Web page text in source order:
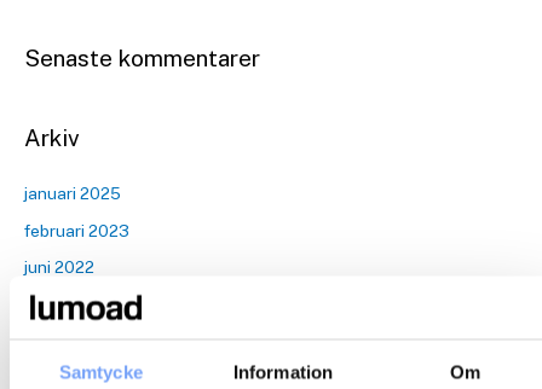
Samtycke Information Om
Senaste kommentarer
Arkiv
januari 2025
februari 2023
juni 2022
maj 2022
februari 2022